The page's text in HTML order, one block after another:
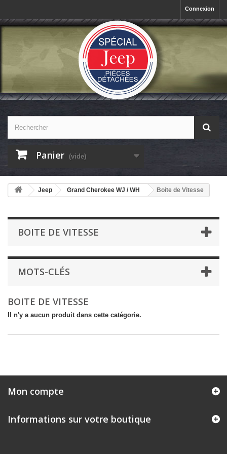
Connexion
Panier (vide)
Jeep Grand Cherokee WJ / WH Boite de Vitesse
BOITE DE VITESSE
MOTS-CLÉS
BOITE DE VITESSE
Il n'y a aucun produit dans cette catégorie.
Mon compte
Informations sur votre boutique